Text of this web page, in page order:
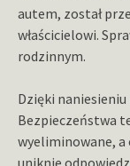
autem, został
właścicielowi.
rodzinnym.
Dzięki
Bezpieczeństwa
wyeliminowane, a
uniknie